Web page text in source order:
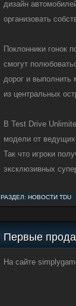
дизайн
организовать
Поклонники гонок
смогут
дорог и выполнить
из центральных
В Test Drive
модели от
Так что игроки
эксклюзивных
РАЗДЕЛ: НОВОСТИ TDU
Первые
На сайте